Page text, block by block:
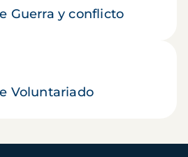
Guerra y conflicto
Voluntariado